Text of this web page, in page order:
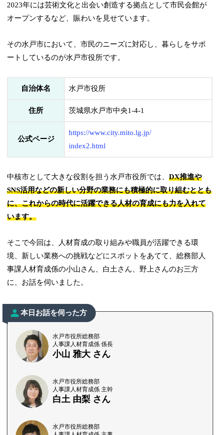
2023年には芸術文化と出会い創造する拠点として市民会館が
オープンするなど、賑わいを見せています。
その水戸市において、市民のニーズに対応し、暮らしをサポ
ートしているのが水戸市役所です。
自治体名 水戸市役所
住所 茨城県水戸市中央1-4-1
公式ページ
https://www.city.mito.lg.jp/
index2.html
中核市として大きな役割を担う水戸市役所では、DX推進や
SNS活用などの新しい分野の業務にも積極的に取り組むととも
に、これからの時代に活躍できる人材の育成にも力を入れて
います。
そこで今回は、人材育成の取り組みや職員が活躍できる環
境、新しい業務への挑戦などにスポットをあてて、総務部人
事課人材育成係の小山さん、白土さん、野上さんのお三方
に、お話を伺いました。
本日お話を伺った方
水戸市役所総務部
人事課人材育成係 係長
小山 雅大 さん
水戸市役所総務部
人事課人材育成係 主幹
白土 由梨 さん
水戸市役所総務部